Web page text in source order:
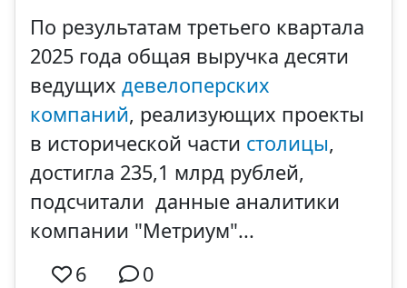
По результатам третьего квартала
2025 года общая выручка десяти
ведущих девелоперских
компаний, реализующих проекты
в исторической части столицы,
достигла 235,1 млрд рублей,
подсчитали данные аналитики
компании "Метриум"...
6
0